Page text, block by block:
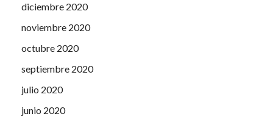
diciembre 2020
noviembre 2020
octubre 2020
septiembre 2020
julio 2020
junio 2020